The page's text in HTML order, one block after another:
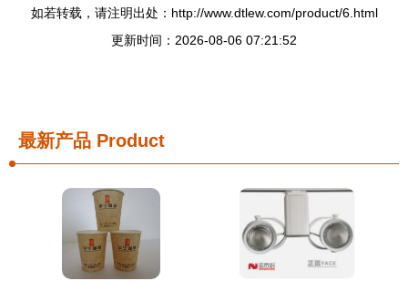
如若转载，请注明出处：http://www.dtlew.com/product/6.html
更新时间：2026-08-06 07:21:52
最新产品 Product